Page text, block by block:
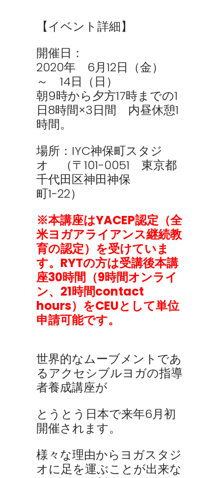
【イベント詳細】
開催日：
2020年 6月12日（金）
～ 14日（日）
朝9時から夕方17時までの1
日8時間×3日間 内昼休憩1
時間。
場所：IYC神保町スタジ
オ （〒101-0051 東京都
千代田区神田神保
町1-22）
※本講座はYACEP認定（全
米ヨガアライアンス継続教
育の認定）を受けていま
す。RYTの方は受講後本講
座30時間（9時間オンライ
ン、21時間contact
hours）をCEUとして単位
申請可能です。
世界的なムーブメントであ
るアクセシブルヨガの指導
者養成講座が
とうとう日本で来年6月初
開催されます。
様々な理由からヨガスタジ
オに足を運ぶことが出来な